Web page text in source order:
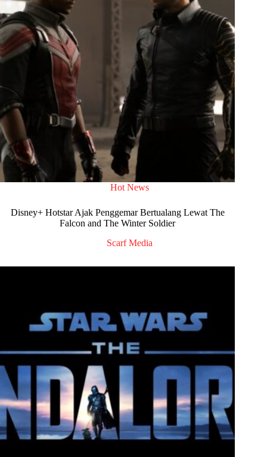
Hot News
Disney+ Hotstar Ajak Penggemar Bertualang Lewat The
Falcon and The Winter Soldier
Scarf Media